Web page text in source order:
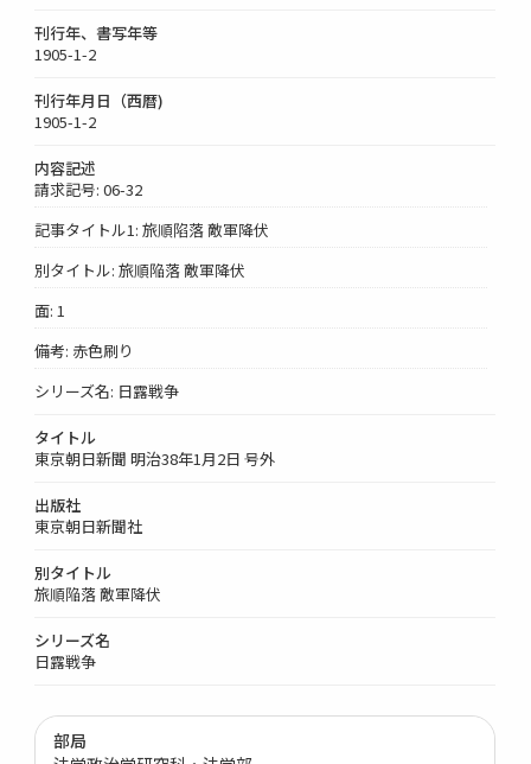
刊行年、書写年等
1905-1-2
刊行年月日（西暦)
1905-1-2
内容記述
請求記号: 06-32
記事タイトル1: 旅順陷落 敵軍降伏
別タイトル: 旅順陥落 敵軍降伏
面: 1
備考: 赤色刷り
シリーズ名: 日露戦争
タイトル
東京朝日新聞 明治38年1月2日 号外
出版社
東京朝日新聞社
別タイトル
旅順陥落 敵軍降伏
シリーズ名
日露戦争
部局